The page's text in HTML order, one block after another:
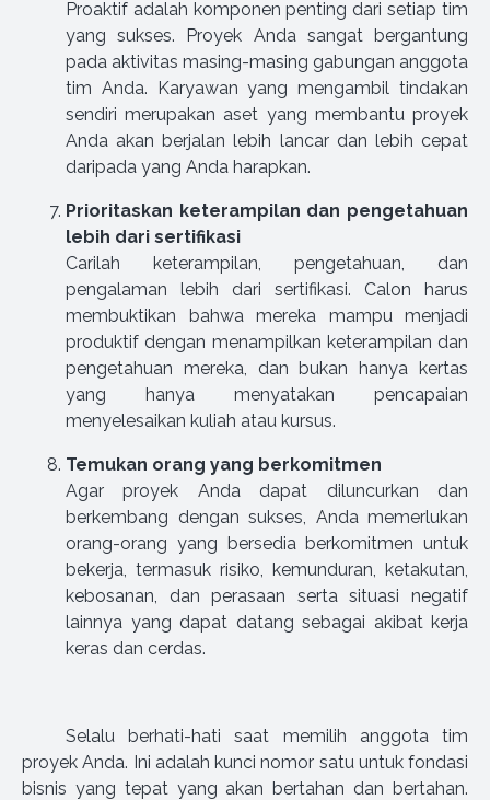
Proaktif adalah komponen penting dari setiap tim
yang sukses. Proyek Anda sangat bergantung
pada aktivitas masing-masing gabungan anggota
tim Anda. Karyawan yang mengambil tindakan
sendiri merupakan aset yang membantu proyek
Anda akan berjalan lebih lancar dan lebih cepat
daripada yang Anda harapkan.
Prioritaskan keterampilan dan pengetahuan
lebih dari sertifikasi
Carilah keterampilan, pengetahuan, dan
pengalaman lebih dari sertifikasi. Calon harus
membuktikan bahwa mereka mampu menjadi
produktif dengan menampilkan keterampilan dan
pengetahuan mereka, dan bukan hanya kertas
yang hanya menyatakan pencapaian
menyelesaikan kuliah atau kursus.
Temukan orang yang berkomitmen
Agar proyek Anda dapat diluncurkan dan
berkembang dengan sukses, Anda memerlukan
orang-orang yang bersedia berkomitmen untuk
bekerja, termasuk risiko, kemunduran, ketakutan,
kebosanan, dan perasaan serta situasi negatif
lainnya yang dapat datang sebagai akibat kerja
keras dan cerdas.
Selalu berhati-hati saat memilih anggota tim
proyek Anda. Ini adalah kunci nomor satu untuk fondasi
bisnis yang tepat yang akan bertahan dan bertahan.